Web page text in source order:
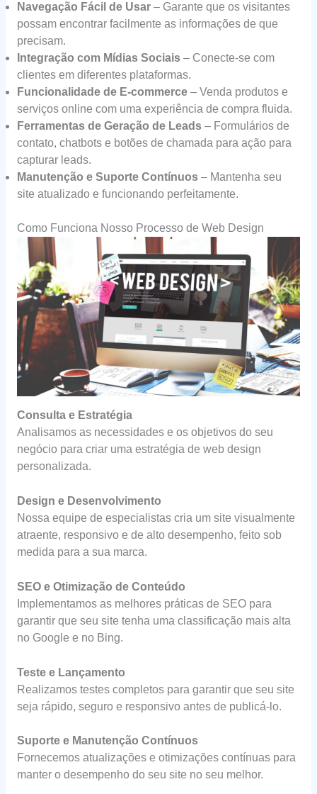
Navegação Fácil de Usar– Garante que os visitantes
possam encontrar facilmente as informações de que
precisam.
Integração com Mídias Sociais– Conecte-se com
clientes em diferentes plataformas.
Funcionalidade de E-commerce– Venda produtos e
serviços online com uma experiência de compra fluida.
Ferramentas de Geração de Leads– Formulários de
contato, chatbots e botões de chamada para ação para
capturar leads.
Manutenção e Suporte Contínuos– Mantenha seu
site atualizado e funcionando perfeitamente.
Como Funciona Nosso Processo de Web Design
Consulta e Estratégia
Analisamos as necessidades e os objetivos do seu
negócio para criar uma estratégia de web design
personalizada.
Design e Desenvolvimento
Nossa equipe de especialistas cria um site visualmente
atraente, responsivo e de alto desempenho, feito sob
medida para a sua marca.
SEO e Otimização de Conteúdo
Implementamos as melhores práticas de SEO para
garantir que seu site tenha uma classificação mais alta
no Google e no Bing.
Teste e Lançamento
Realizamos testes completos para garantir que seu site
seja rápido, seguro e responsivo antes de publicá-lo.
Suporte e Manutenção Contínuos
Fornecemos atualizações e otimizações contínuas para
manter o desempenho do seu site no seu melhor.